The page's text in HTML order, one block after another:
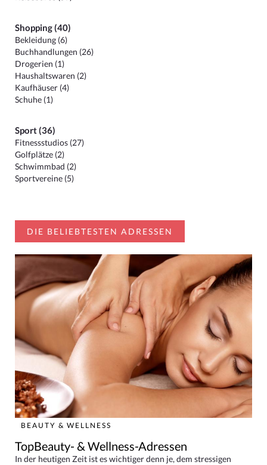
Shopping (40)
Bekleidung (6)
Buchhandlungen (26)
Drogerien (1)
Haushaltswaren (2)
Kaufhäuser (4)
Schuhe (1)
Sport (36)
Fitnessstudios (27)
Golfplätze (2)
Schwimmbad (2)
Sportvereine (5)
DIE BELIEBTESTEN ADRESSEN
BEAUTY & WELLNESS
TopBeauty- & Wellness-Adressen
In der heutigen Zeit ist es wichtiger denn je, dem stressigen